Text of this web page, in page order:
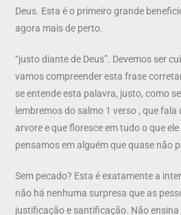
Deus. Esta é o primeiro grande
agora mais de perto.
“justo diante de Deus”. Devemos ser
vamos compreender esta frase
se entende esta palavra, justo, como
lembremos do salmo 1 verso , que
arvore e que floresce em tudo o que
pensamos em alguém que quase não
Sem pecado? Esta é exatamente a
não há nenhuma surpresa que as
justificação e santificação. Não ensina